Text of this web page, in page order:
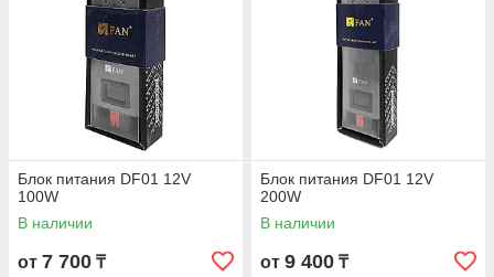
Блок питания DF01 12V
100W
В наличии
от 7 700 ₸
Блок питания DF01 12V
200W
В наличии
от 9 400 ₸